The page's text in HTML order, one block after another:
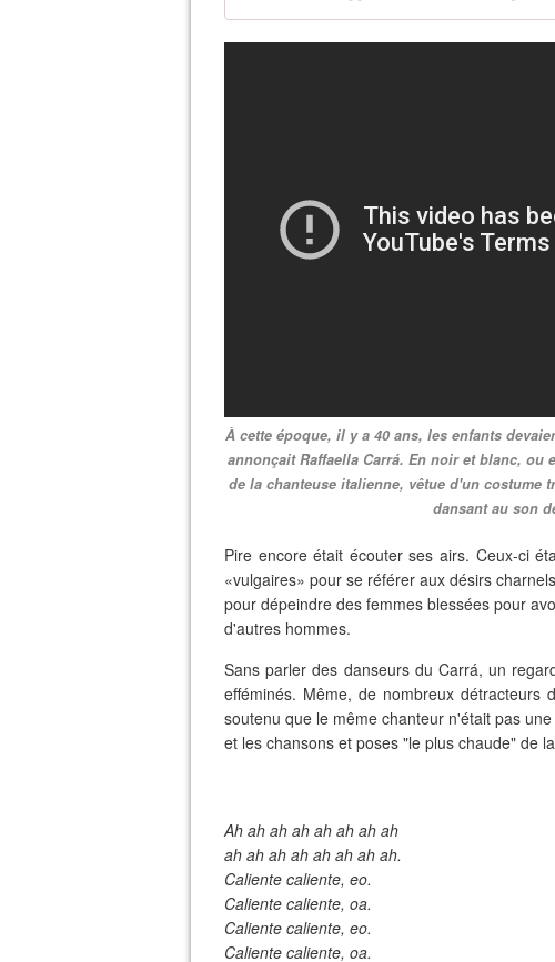
À cette époque, il y a 40 ans, les enfants
annonçait Raffaella Carrá. En noir et blanc,
de la chanteuse italienne, vêtue d'un costume
dansant au son
Pire encore était écouter ses airs. Ceux-ci
«vulgaires» pour se référer aux désirs
pour dépeindre des femmes blessées pour
d'autres hommes.
Sans parler des danseurs du Carrá, un
efféminés. Même, de nombreux
soutenu que le même chanteur n'était pas
et les chansons et poses "le plus chaude" de
Ah ah ah ah ah ah ah ah
ah ah ah ah ah ah ah ah.
Caliente caliente, eo.
Caliente caliente, oa.
Caliente caliente, eo.
Caliente caliente, oa.